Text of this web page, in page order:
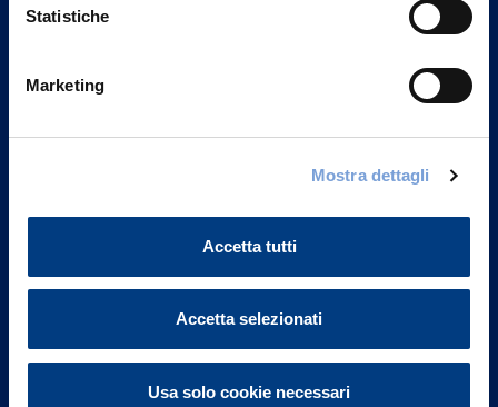
Statistiche
Marketing
Mostra dettagli
Accetta tutti
Accetta selezionati
Usa solo cookie necessari
Investor Relations